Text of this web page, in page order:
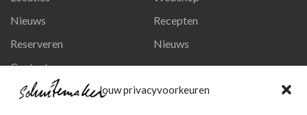
Jouw privacyvoorkeuren
Nieuws
Reserveren
Contact
Privacy en persoonsgegevens
Recepten
Nieuws